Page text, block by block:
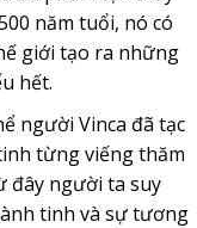
năm tuổi, nó có
giới tạo ra những
hết.
người Vinca đã tạc
từng viếng thăm
đây người ta suy
tinh và sự tương